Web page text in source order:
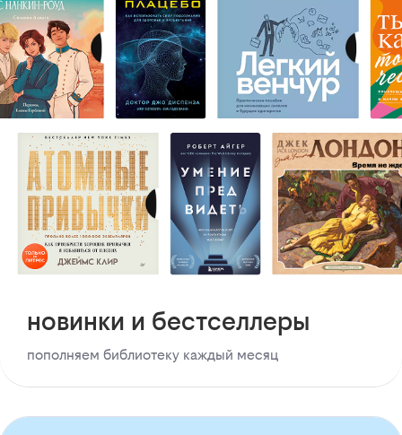
новинки и бестселлеры
пополняем библиотеку каждый месяц